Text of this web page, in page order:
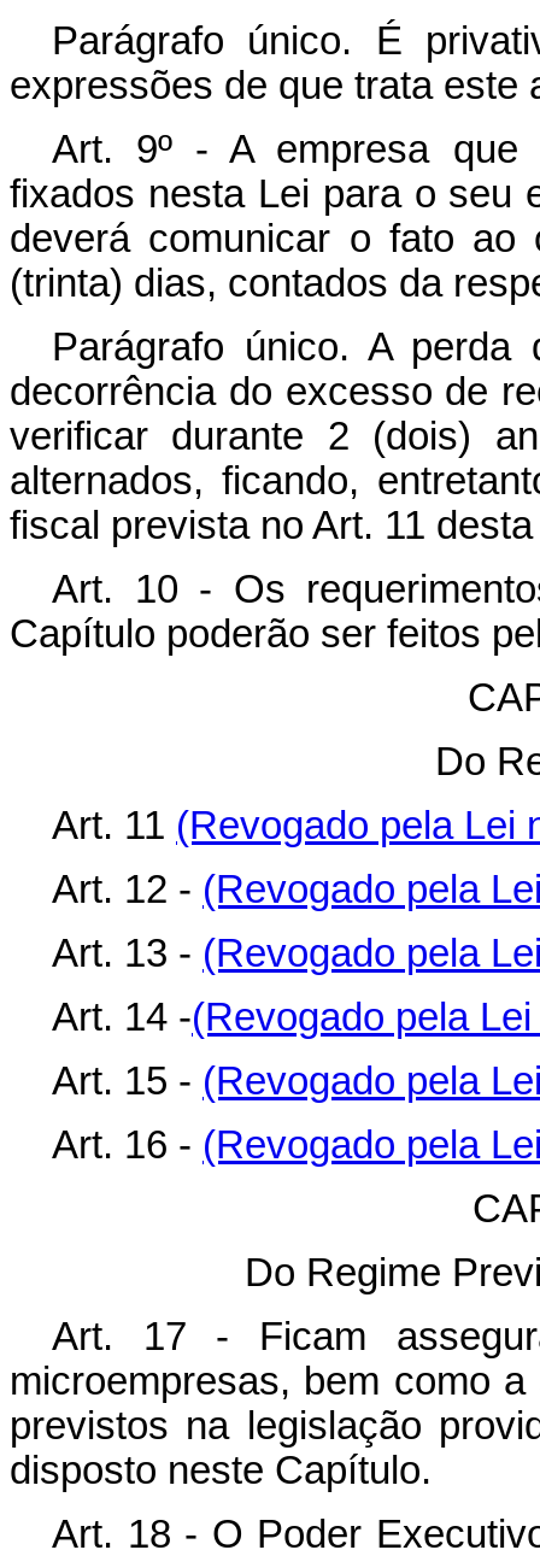
Parágrafo único. É
expressões de que trata este
Art. 9º - A empresa que
fixados nesta Lei para o seu
deverá comunicar o fato ao
(trinta) dias, contados da
Parágrafo único. A perda
decorrência do excesso de
verificar durante 2 (dois)
alternados, ficando,
fiscal prevista no Art. 11
Art. 10 - Os
Capítulo poderão ser feitos
Do
Art. 11 (Revogado pela Lei
Art. 12 - (Revogado pela
Art. 13 - (Revogado pela
Art. 14 -(Revogado pela
Art. 15 - (Revogado pela
Art. 16 - (Revogado pela
Do Regime
Art. 17 - Ficam
microempresas, bem como
previstos na legislação
disposto neste Capítulo.
Art. 18 - O Poder